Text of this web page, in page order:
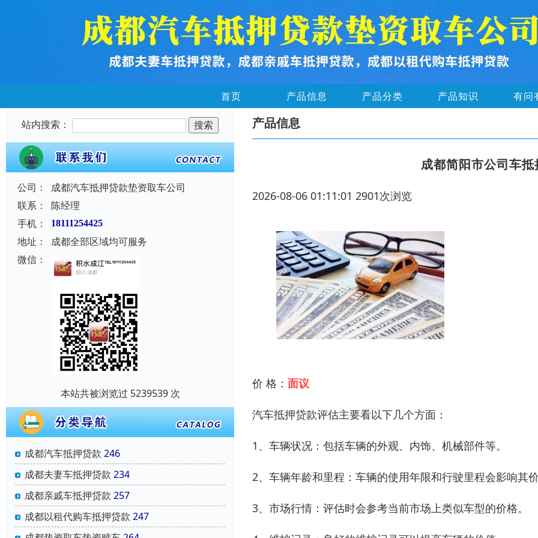
首页 产品信息 产品分类 产品知识 有问
站内搜索：
公司：
成都汽车抵押贷款垫资取车公司
联系：
陈经理
手机：
18111254425
地址：
成都全部区域均可服务
微信：
本站共被浏览过 5239539 次
成都汽车抵押贷款 246
成都夫妻车抵押贷款 234
成都亲戚车抵押贷款 257
成都以租代购车抵押贷款 247
产品信息
成都简阳市公司车
2026-08-06 01:11:01 2901次浏览
价 格： 面议
汽车抵押贷款评估主要看以下几个方面：
1、车辆状况：包括车辆的外观、内饰、机械部件等。
2、车辆年龄和里程：车辆的使用年限和行驶里程会影响其
3、市场行情：评估时会参考当前市场上类似车型的价格。